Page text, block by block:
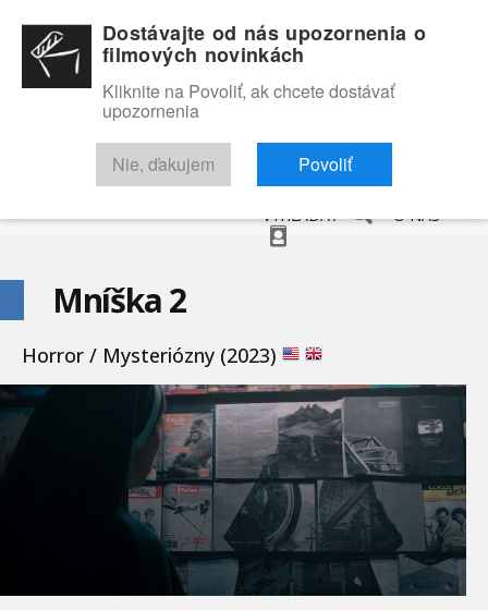
RECENZIE TRAILERY FILMOVÁ DATABÁZA
VYHĽADAŤ O NÁS
Mníška 2
Horror / Mysteriózny (2023)
Dostávajte od nás upozornenia o
filmových novinkách
Kliknite na Povoliť, ak chcete dostávať
upozornenia
Nie, ďakujem Povoliť